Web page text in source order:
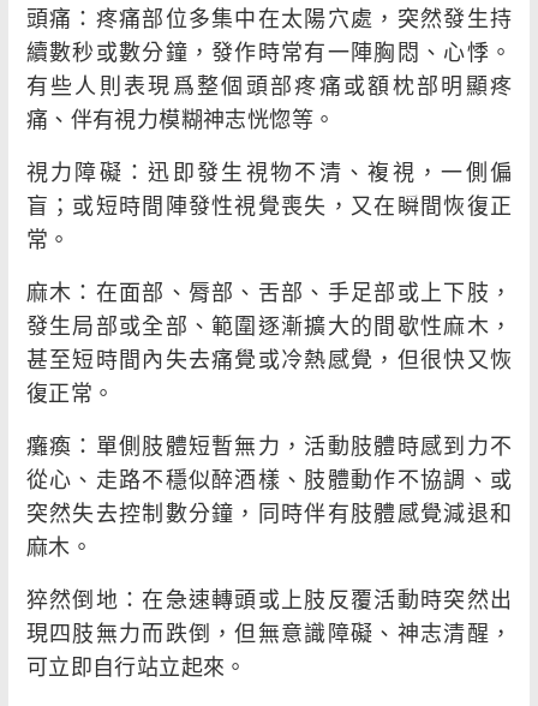
頭痛：疼痛部位多集中在太陽穴處，突然發生持
續數秒或數分鐘，發作時常有一陣胸悶、心悸。
有些人則表現爲整個頭部疼痛或額枕部明顯疼
痛、伴有視力模糊神志恍惚等。
視力障礙：迅即發生視物不清、複視，一側偏
盲；或短時間陣發性視覺喪失，又在瞬間恢復正
常。
麻木：在面部、脣部、舌部、手足部或上下肢，
發生局部或全部、範圍逐漸擴大的間歇性麻木，
甚至短時間內失去痛覺或冷熱感覺，但很快又恢
復正常。
癱瘓：單側肢體短暫無力，活動肢體時感到力不
從心、走路不穩似醉酒樣、肢體動作不協調、或
突然失去控制數分鐘，同時伴有肢體感覺減退和
麻木。
猝然倒地：在急速轉頭或上肢反覆活動時突然出
現四肢無力而跌倒，但無意識障礙、神志清醒，
可立即自行站立起來。